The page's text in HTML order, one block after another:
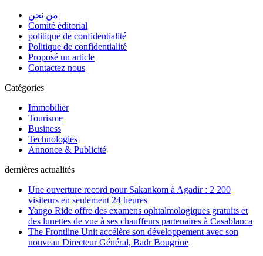
من نحن
Comité éditorial
politique de confidentialité
Politique de confidentialité
Proposé un article
Contactez nous
Catégories
Immobilier
Tourisme
Business
Technologies
Annonce & Publicité
dernières actualités
Une ouverture record pour Sakankom à Agadir : 2 200
visiteurs en seulement 24 heures
Yango Ride offre des examens ophtalmologiques gratuits et
des lunettes de vue à ses chauffeurs partenaires à Casablanca
The Frontline Unit accélère son développement avec son
nouveau Directeur Général, Badr Bougrine